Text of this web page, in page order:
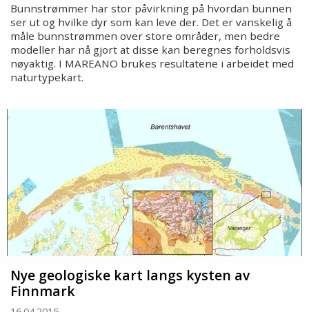
Bunnstrømmer har stor påvirkning på hvordan bunnen
ser ut og hvilke dyr som kan leve der. Det er vanskelig å
måle bunnstrømmen over store områder, men bedre
modeller har nå gjort at disse kan beregnes forholdsvis
nøyaktig. I MAREANO brukes resultatene i arbeidet med
naturtypekart.
Nye geologiske kart langs kysten av
Finnmark